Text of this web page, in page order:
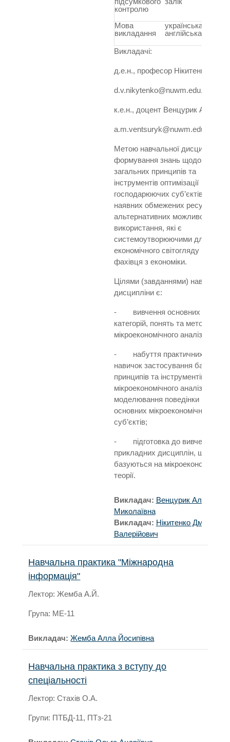
контролю
Мова
викладання
українська /
англійська
Викладачі:
д.е.н., професор Нікитенко Д.В.
d.v.nikytenko@nuwm.edu.ua
к.е.н., доцент Венцурик А.М.
a.m.ventsuryk@nuwm.edu.ua
Метою навчальної дисципліни є
формування знань щодо
загальних принципів та
інструментів оптимізації рішень
господарюючих суб’єктів за
наявних обмежених ресурсів та
альтернативних можливостей їх
використання, які є
системоутворюючими для
економічного світогляду
фахівця з економіки.
Цілями (завданнями) навчальної
дисципліни є:
- вивчення основних
категорій, понять та методів
мікроекономічного аналізу;
- набуття практичних
навичок застосування базових
принципів та інструментів
мікроекономічного аналізу до
моделювання поведінки
основних мікроекономічних
суб’єктів;
- підготовка до вивчення
прикладних дисциплін, що
базуються на мікроекономічній
теорії.
Викладач: Венцурик Аліса
Миколаївна
Викладач: Нікитенко Дмитро
Валерійович
Навчальна практика "Міжнародна
інформація"
Лектор: Жемба А.Й.
Група: МЕ-11
Викладач:Жемба Алла Йосипівна
Навчальна практика з вступу до
спеціальності
Лектор: Стахів О.А.
Групи: ПТБД-11, ПТз-21